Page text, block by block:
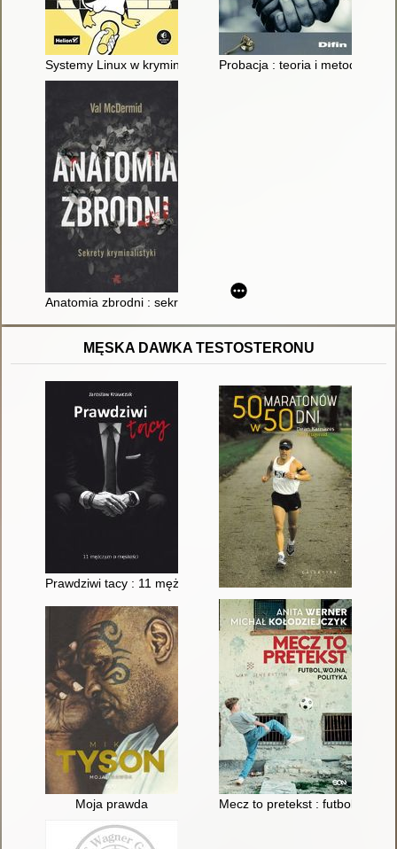
Systemy Linux w kryminalistyce : praktyczny przewodnik dla
Probacja : teoria i metodyka
Anatomia zbrodni : sekrety kryminalistyki
MĘSKA DAWKA TESTOSTERONU
Prawdziwi tacy : 11 mężczyzn o męskości
Moja prawda Mecz to pretekst : futbol,